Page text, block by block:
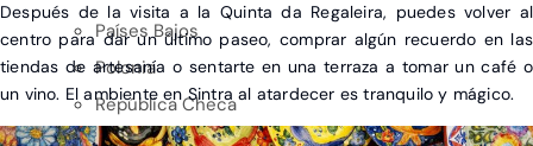
Países Bajos
Polonia
República Checa
Después de la visita a la Quinta da Regaleira, puedes volver al
centro para dar un último paseo, comprar algún recuerdo en las
tiendas de artesanía o sentarte en una terraza a tomar un café o
un vino. El ambiente en Sintra al atardecer es tranquilo y mágico.